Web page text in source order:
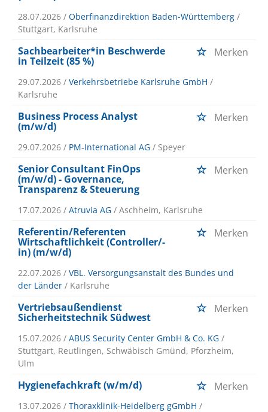
28.07.2026 / Oberfinanzdirektion Baden-Württemberg /
Stuttgart, Karlsruhe
Sachbearbeiter*in Beschwerde
in Teilzeit (85 %)
Merken
29.07.2026 / Verkehrsbetriebe Karlsruhe GmbH /
Karlsruhe
Business Process Analyst
(m/w/d)
Merken
29.07.2026 / PM-International AG / Speyer
Senior Consultant FinOps
(m/w/d) - Governance,
Transparenz & Steuerung
Merken
17.07.2026 / Atruvia AG / Aschheim, Karlsruhe
Referentin/Referenten
Wirtschaftlichkeit (Controller/-
in) (m/w/d)
Merken
22.07.2026 / VBL. Versorgungsanstalt des Bundes und
der Länder / Karlsruhe
Vertriebsaußendienst
Sicherheitstechnik Südwest
Merken
15.07.2026 / ABUS Security Center GmbH & Co. KG /
Stuttgart, Reutlingen, Schwäbisch Gmünd, Pforzheim,
Ulm
Hygienefachkraft (w/m/d) Merken
13.07.2026 / Thoraxklinik-Heidelberg gGmbH /